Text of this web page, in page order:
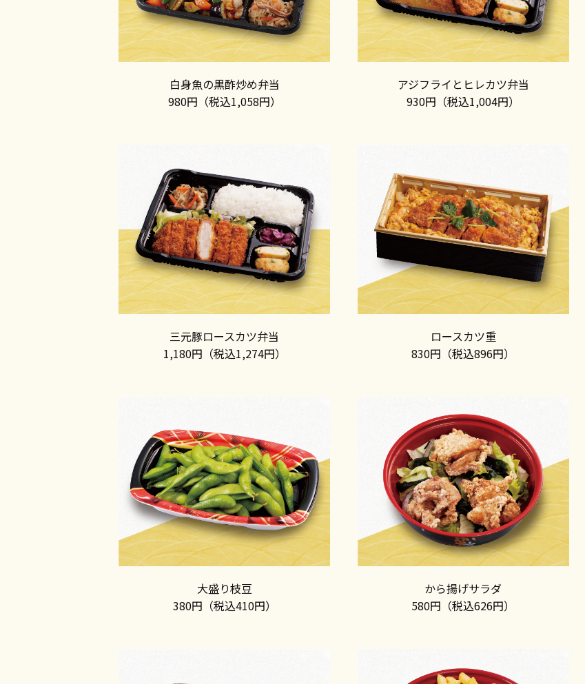
白身魚の黒酢炒め弁当
980円（税込1,058円）
アジフライとヒレカツ弁当
930円（税込1,004円）
三元豚ロースカツ弁当
1,180円（税込1,274円）
ロースカツ重
830円（税込896円）
大盛り枝豆
380円（税込410円）
から揚げサラダ
580円（税込626円）